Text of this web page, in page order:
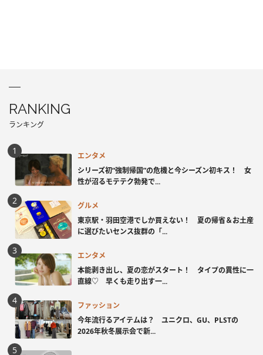
RANKING
ランキング
エンタメ
シリーズ初“強制帰国”の危機と今シーズン初キス！ 女
性が沼るモテテク勃発で...
グルメ
東京駅・羽田空港でしか買えない！ 夏の帰省＆お土産
に選びたいセンス抜群の「...
エンタメ
本能剥き出し、夏の恋がスタート！ タイプの異性に一
直線♡ 早くも走り出す一...
ファッション
今年流行るアイテムは？ ユニクロ、GU、PLSTの
2026年秋冬展示会で新...